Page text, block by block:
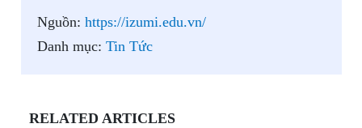
Nguồn: https://izumi.edu.vn/
Danh mục: Tin Tức
RELATED ARTICLES